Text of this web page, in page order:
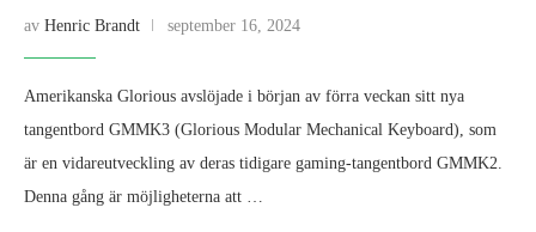
av Henric Brandt september 16, 2024
Amerikanska Glorious avslöjade i början av förra veckan sitt nya
tangentbord GMMK3 (Glorious Modular Mechanical Keyboard), som
är en vidareutveckling av deras tidigare gaming-tangentbord GMMK2.
Denna gång är möjligheterna att …